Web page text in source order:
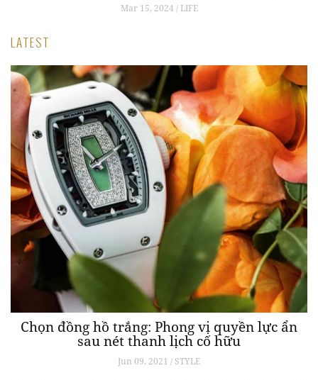
Mar 15, 2024 / LIFE
LATEST
Chọn đồng hồ trắng: Phong vị quyền lực ẩn
sau nét thanh lịch cố hữu
Jun 09, 2021 / STYLE